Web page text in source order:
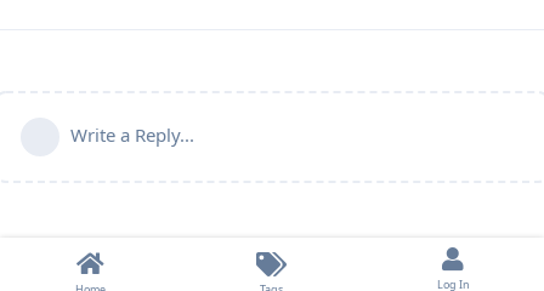
Write a Reply...
Log In